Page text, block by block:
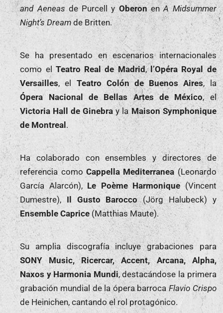
and Aeneasde Purcell y OberonenA Midsummer
Night’s Dreamde Britten.
Se ha presentado en escenarios internacionales
como el Teatro Real de Madrid, l’Opéra Royal de
Versailles, el Teatro Colón de Buenos Aires, la
Ópera Nacional de Bellas Artes de México, el
Victoria Hall de Ginebray laMaison Symphonique
de Montreal .
Ha colaborado con ensembles y directores de
referencia como Cappella Mediterranea (Leonardo
García Alarcón), Le Poème Harmonique(Vincent
Dumestre), Il Gusto Barocco(Jörg Halubeck) y
Ensemble Caprice (Matthias Maute).
Su amplia discografía incluye grabaciones para
SONY Music, Ricercar, Accent, Arcana, Alpha,
Naxos y Harmonia Mundi, destacándose la primera
grabación mundial de la ópera barrocaFlavio Crispo
de Heinichen, cantando el rol protagónico.